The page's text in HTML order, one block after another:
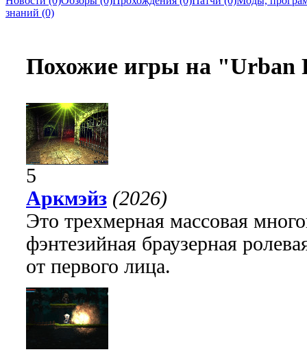
знаний (0)
Похожие игры на "Urban
5
Аркмэйз (2026)
Это трехмерная массовая
фэнтезийная браузерная
от первого лица.